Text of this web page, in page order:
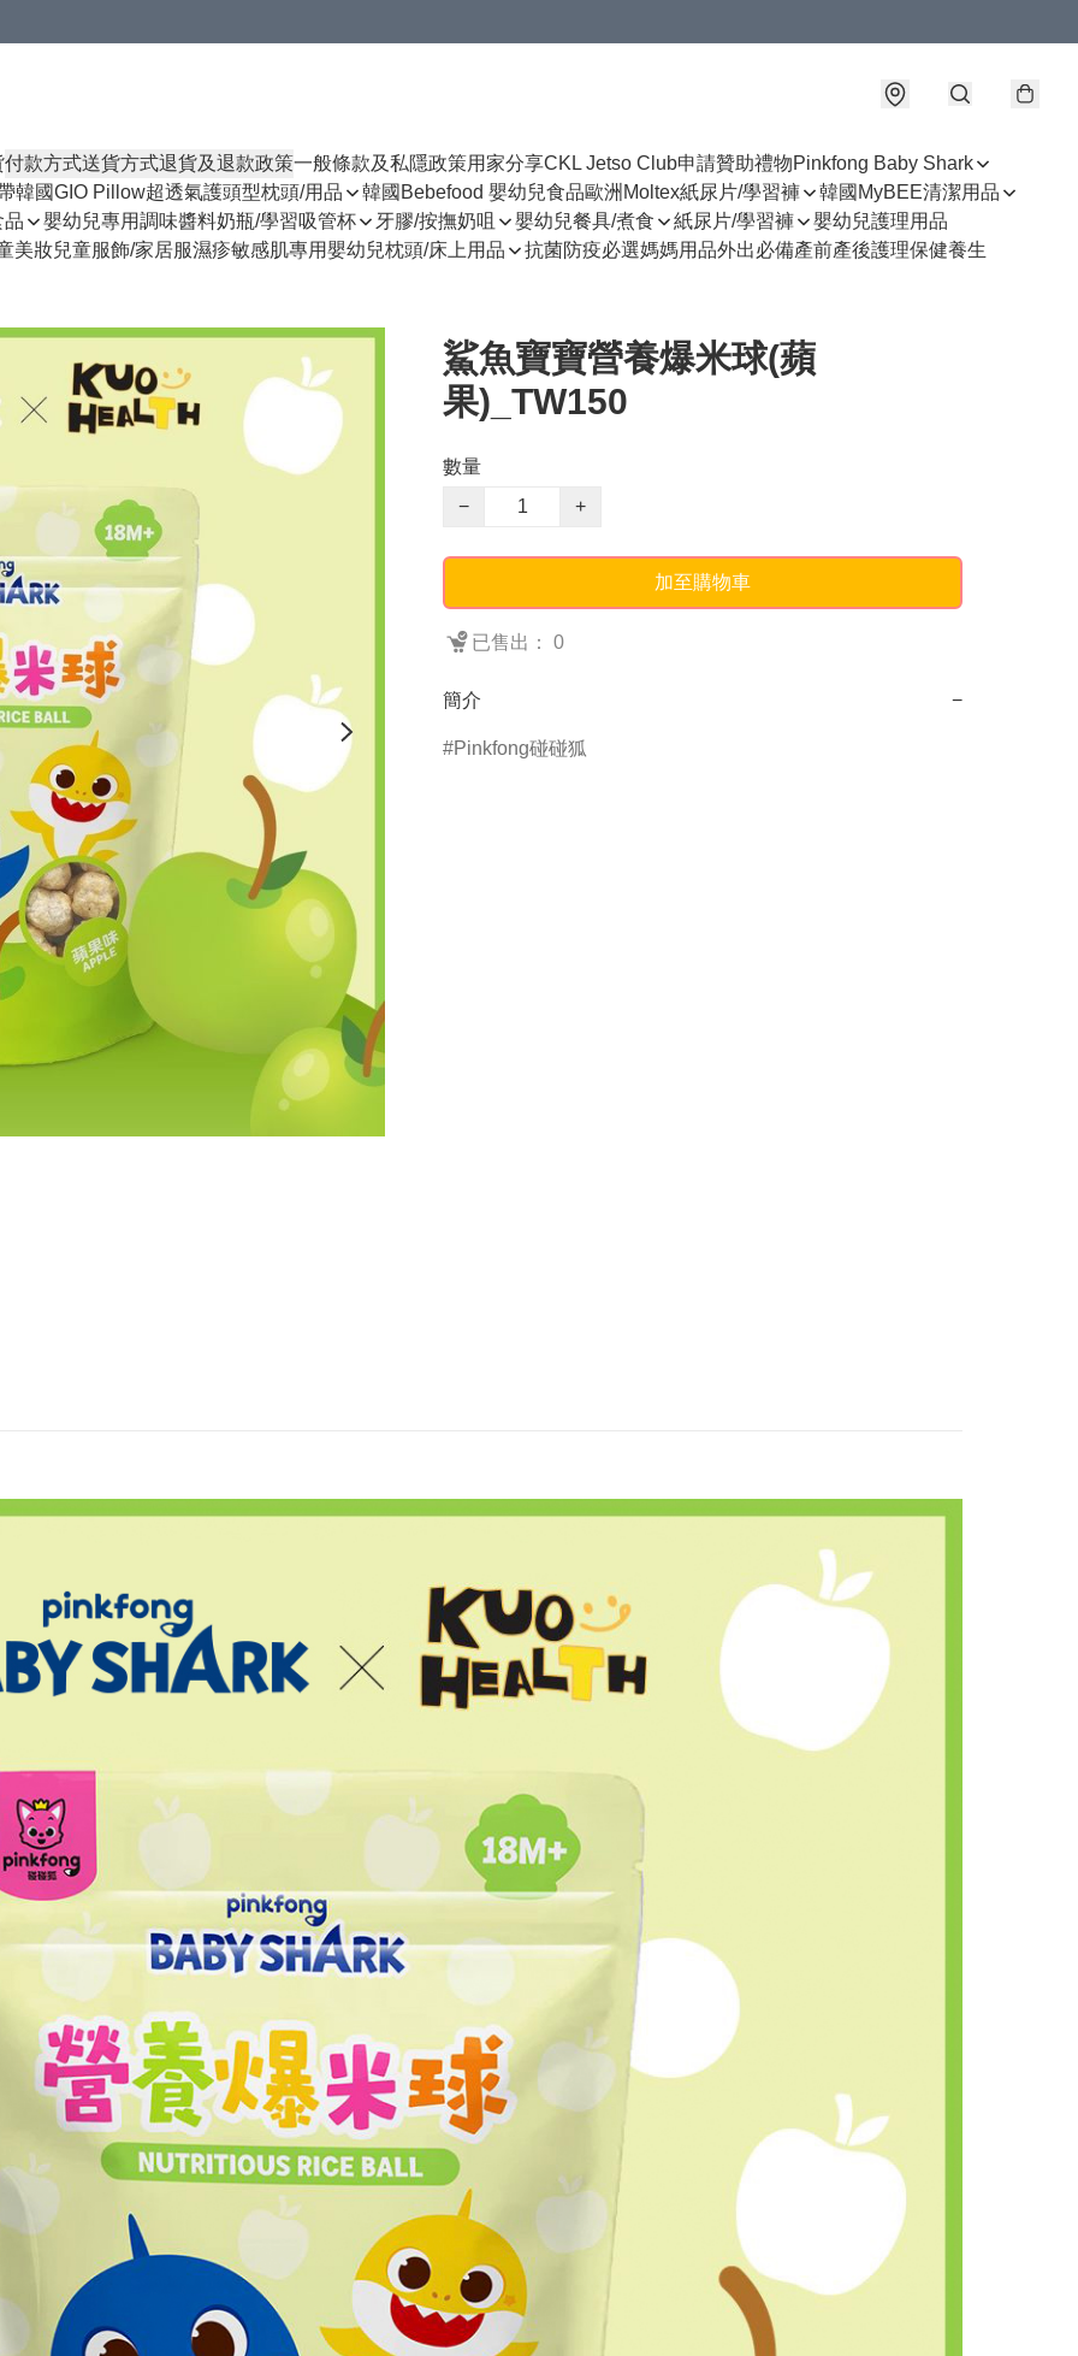
付款方式送貨方式退貨及退款政策一般條款及私隱政策用家分享CKL Jetso Club申請贊助禮物Pinkfong Baby Shark
韓國GIO Pillow超透氣護頭型枕頭/用品 韓國Bebefood 嬰幼兒食品歐洲Moltex紙尿片/學習褲
韓國MyBEE清潔用品
品
嬰幼兒專用調味醬料奶瓶/學習吸管杯 牙膠/按撫奶咀 嬰幼兒餐具/煮食 紙尿片/學習褲
嬰幼兒護理用品
美妝兒童服飾/家居服濕疹敏感肌專用嬰幼兒枕頭/床上用品 抗菌防疫必選媽媽用品外出必備產前產後護理保健養生
鯊魚寶寶營養爆米球(蘋
果)_TW150
數量
−
+
加至購物車
已售出： 0
簡介 −
Pinkfong碰碰狐